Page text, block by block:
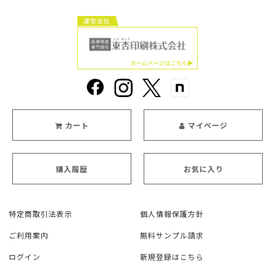
カート マイページ
購入履歴 お気に入り
特定商取引法表示 個人情報保護方針
ご利用案内 無料サンプル請求
ログイン 新規登録はこちら